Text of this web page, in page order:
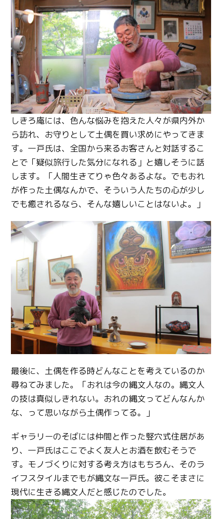
しきろ庵には、色んな悩みを抱えた人々が県内外か
ら訪れ、お守りとして土偶を買い求めにやってきま
す。一戸氏は、全国から来るお客さんと対話するこ
とで「疑似旅行した気分になれる」と嬉しそうに話
します。「人間生きてりゃ色々あるよな。でもおれ
が作った土偶なんかで、そういう人たちの心が少し
でも癒されるなら、そんな嬉しいことはないよ。」
最後に、土偶を作る時どんなことを考えているのか
尋ねてみました。「おれは今の縄文人なの。縄文人
の技は真似しきれない。おれの縄文ってどんなんか
な、って思いながら土偶作ってる。」
ギャラリーのそばには仲間と作った竪穴式住居があ
り、一戸氏はここでよく友人とお酒を飲むそうで
す。モノづくりに対する考え方はもちろん、そのラ
イフスタイルまでもが縄文な一戸氏。彼こそまさに
現代に生きる縄文人だと感じたのでした。